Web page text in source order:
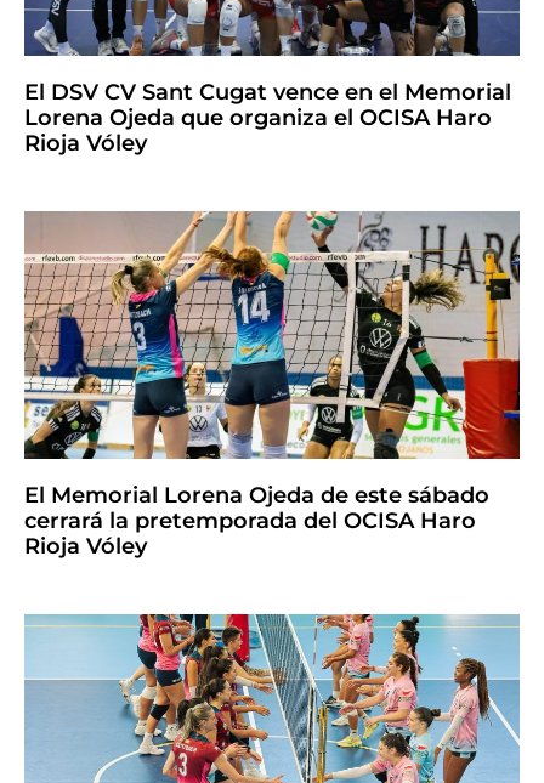
El DSV CV Sant Cugat vence en el Memorial
Lorena Ojeda que organiza el OCISA Haro
Rioja Vóley
El Memorial Lorena Ojeda de este sábado
cerrará la pretemporada del OCISA Haro
Rioja Vóley